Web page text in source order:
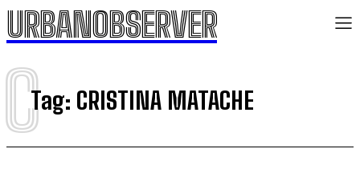
URBANOBSERVER
Tag: CRISTINA MATACHE
C